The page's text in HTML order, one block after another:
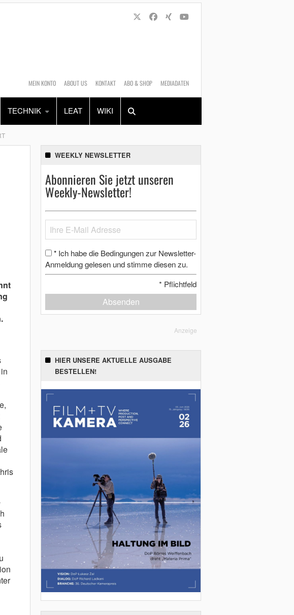
MEIN KONTO ABOUT US KONTAKT ABO & SHOP MEDIADATEN
TECHNIK LEAT WIKI
Alles Shop
WEEKLY NEWSLETTER
Abonnieren Sie jetzt unseren
Weekly-Newsletter!
* Ich habe die Bedingungen zur Newsletter-
Anmeldung gelesen und stimme diesen zu.
* Pflichtfeld
Absenden
Anzeige
HIER UNSERE AKTUELLE AUSGABE
BESTELLEN!